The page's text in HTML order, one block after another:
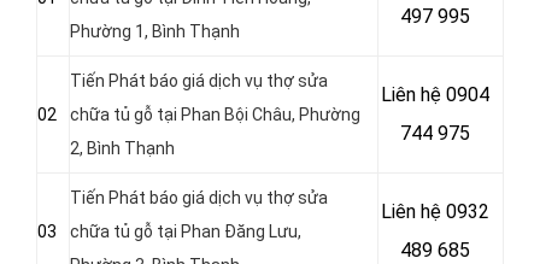
Phường 1, Bình Thạnh
497 995
02
Tiến Phát báo giá dịch vụ thợ sửa
chữa tủ gỗ tại Phan Bội Châu, Phường
2, Bình Thạnh
Liên hệ 0904
744 975
03
Tiến Phát báo giá dịch vụ thợ sửa
chữa tủ gỗ tại Phan Đăng Lưu,
Liên hệ 0932
489 685